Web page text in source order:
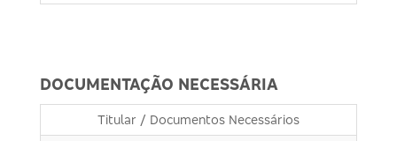
DOCUMENTAÇÃO NECESSÁRIA
Titular / Documentos Necessários